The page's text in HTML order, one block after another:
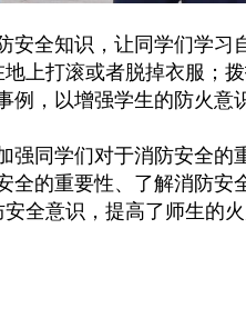
安全知识，让同学们学习
上打滚或者脱掉衣服；
例，以增强学生的防火意
同学们对于消防安全的
全的重要性、了解消防安
全意识，提高了师生的